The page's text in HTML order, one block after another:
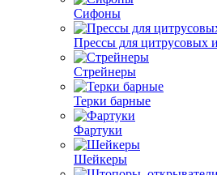
Сифоны
Прессы для цитрусовых
Стрейнеры
Терки барные
Фартуки
Шейкеры